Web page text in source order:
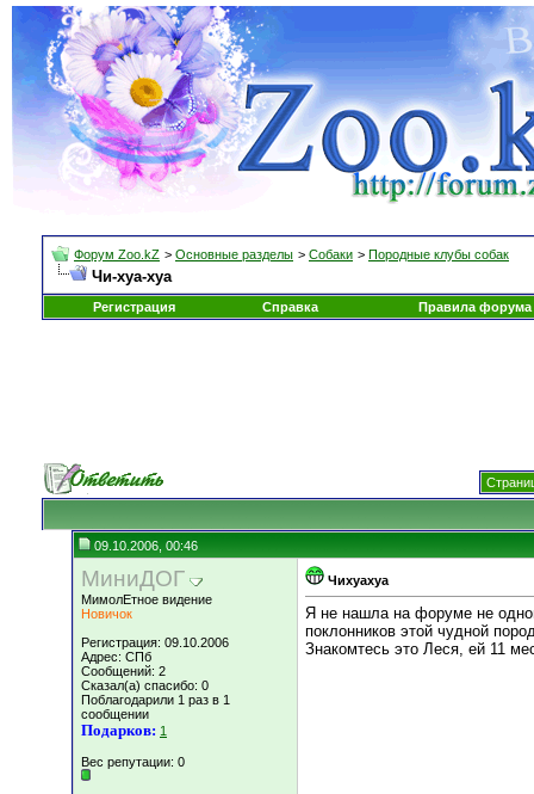
Форум Zoo.kZ > Основные разделы > Собаки > Породные клубы собак
Чи-хуа-хуа
Регистрация Справка Правила форума
09.10.2006, 00:46
МиниДОГ
МимолЕтное видение
Новичок
Регистрация: 09.10.2006
Адрес: СПб
Сообщений: 2
Сказал(а) спасибо: 0
Поблагодарили 1 раз в 1
сообщении
Подарков: 1
Вес репутации: 0
Чихуахуа
Я не нашла на форуме не
поклонников этой чудной
Знакомтесь это Леся, ей 11